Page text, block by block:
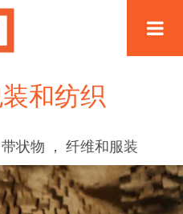
和纺织
状物 ， 纤维和服装